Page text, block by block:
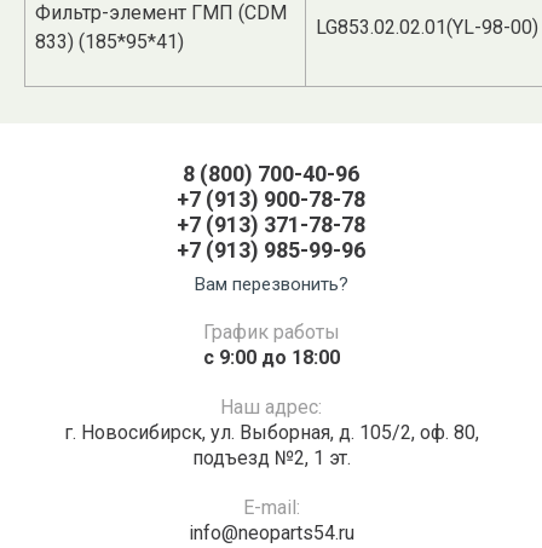
Фильтр-элемент ГМП (CDM
833) (185*95*41)
LG853.02.02.01(YL-98-00)
8 (800) 700-40-96
+7 (913) 900-78-78
+7 (913) 371-78-78
+7 (913) 985-99-96
Вам перезвонить?
График работы
с 9:00 до 18:00
Наш адрес:
г. Новосибирск, ул. Выборная, д. 105/2, оф. 80,
подъезд №2, 1 эт.
E-mail:
info@neoparts54.ru